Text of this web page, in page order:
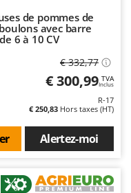
de pommes de
avec barre
6 à 10 CV
€ 332,77
€ 300,99 TVA
Inclus
R-17
€ 250,83 Hors taxes (HT)
Alertez-moi